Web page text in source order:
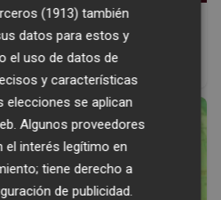
la vieja escuela ¡Cómo los de
(1913) también
datos para estos y
el uso de datos de
y características
elecciones se aplican
Algunos proveedores
el interés legítimo en
tiene derecho a
de publicidad.